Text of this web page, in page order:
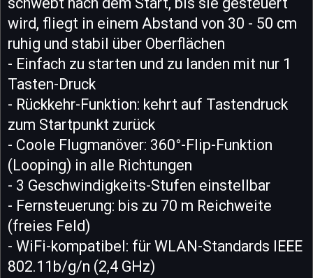
wird, fliegt in einem Abstand von 30 - 50 cm
ruhig und stabil über Oberflächen
- Einfach zu starten und zu landen mit nur 1
Tasten-Druck
- Rückkehr-Funktion: kehrt auf Tastendruck
zum Startpunkt zurück
- Coole Flugmanöver: 360°-Flip-Funktion
(Looping) in alle Richtungen
- 3 Geschwindigkeits-Stufen einstellbar
- Fernsteuerung: bis zu 70 m Reichweite
(freies Feld)
- WiFi-kompatibel: für WLAN-Standards IEEE
802.11b/g/n (2,4 GHz)